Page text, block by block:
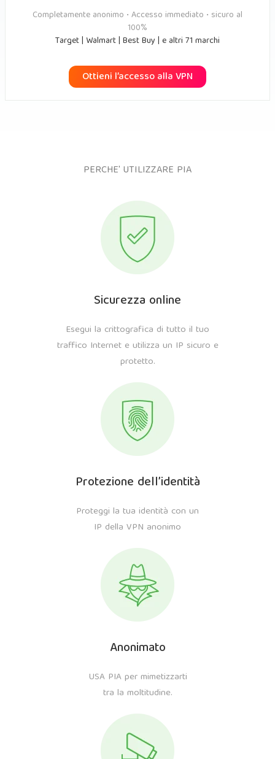
Completamente anonimo • Accesso immediato • sicuro al
100%
Target | Walmart | Best Buy | e altri 71 marchi
Ottieni l’accesso alla VPN
PERCHE' UTILIZZARE PIA
Sicurezza online
Esegui la crittografica di tutto il tuo
traffico Internet e utilizza un IP sicuro e
protetto.
Protezione dell’identità
Proteggi la tua identità con un
IP della VPN anonimo
Anonimato
USA PIA per mimetizzarti
tra la moltitudine.